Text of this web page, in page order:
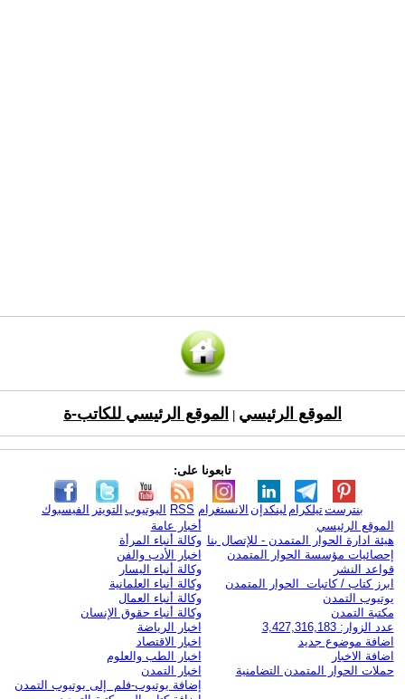
الموقع الرئيسي الموقع الرئيسي للكاتب-ة
تابعونا على:
الفيسبوك التويتر اليوتيوب RSS الانستغرام لينكدإن تيلكرامبنترست
الموقع الرئيسي
هيئة ادارة الحوار المتمدن - للإتصال بنا
إحصائيات مؤسسة الحوار المتمدن
قواعد النشر
ابرز كتاب / كاتبات الحوار المتمدن
يوتيوب التمدن
مكتبة التمدن
عدد الزوار: 3,427,316,183
اضافة موضوع جديد
اضافة الاخبار
حملات الحوار المتمدن التضامنية
أخبار عامة
وكالة أنباء المرأة
اخبار الأدب والفن
وكالة أنباء اليسار
وكالة أنباء العلمانية
وكالة أنباء العمال
وكالة أنباء حقوق الإنسان
اخبار الرياضة
اخبار الاقتصاد
اخبار الطب والعلوم
اخبار التمدن
إضافة يوتيوب-فلم إلى يوتيوب التمدن